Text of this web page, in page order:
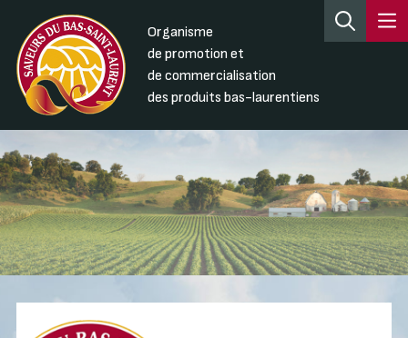
Organisme
de promotion et
de commercialisation
des produits bas-laurentiens